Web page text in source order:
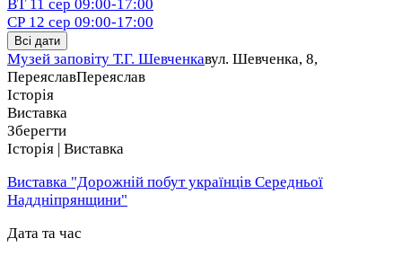
ВТ 11 сер 09:00-17:00
СР 12 сер 09:00-17:00
Всі дати
Музей заповіту Т.Г. Шевченкавул. Шевченка, 8,
ПереяславПереяслав
Історія
Виставка
Зберегти
Історія | Виставка
Виставка "Дорожній побут українців Середньої
Наддніпрянщини"
Дата та час